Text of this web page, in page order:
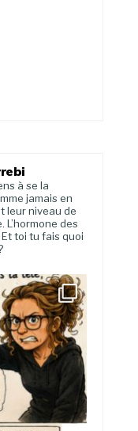
à se la
jamais en
leur niveau de
L’hormone des
toi tu fais quoi